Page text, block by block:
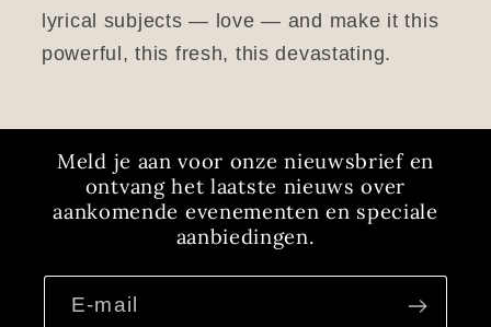
lyrical subjects — love — and make it this
powerful, this fresh, this devastating.
Meld je aan voor onze nieuwsbrief en
ontvang het laatste nieuws over
aankomende evenementen en speciale
aanbiedingen.
E‑mail